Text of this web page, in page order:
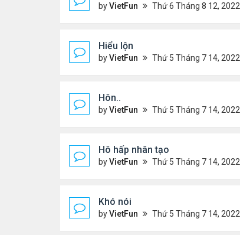
byVietFun Thứ 6 Tháng 8 12, 2022 12:54 pm
Hiểu lộn
byVietFun Thứ 5 Tháng 7 14, 2022 5:08 pm
Hôn..
byVietFun Thứ 5 Tháng 7 14, 2022 4:59 pm
Hô hấp nhân tạo
byVietFun Thứ 5 Tháng 7 14, 2022 4:52 pm
Khó nói
byVietFun Thứ 5 Tháng 7 14, 2022 4:50 pm